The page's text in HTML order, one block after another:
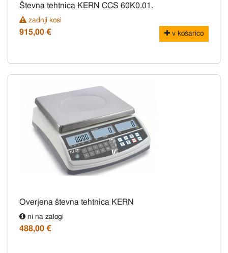
Števna tehtnica KERN CCS 60K0.01.
zadnji kosi
915,00 € v košarico
Overjena števna tehtnica KERN
ni na zalogi
488,00 €